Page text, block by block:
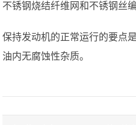
不锈钢烧结纤维网和不锈钢丝编
保持发动机的正常运行的要点
油内无腐蚀性杂质。